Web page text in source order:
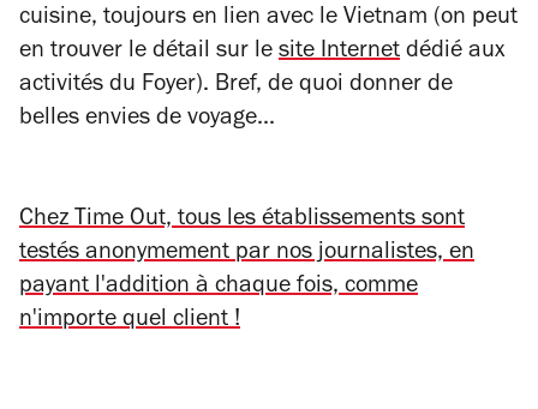
cuisine, toujours en lien avec le Vietnam (on peut
en trouver le détail sur le site Internet dédié aux
activités du Foyer). Bref, de quoi donner de
belles envies de voyage...
Chez Time Out, tous les établissements sont
testés anonymement par nos journalistes, en
payant l'addition à chaque fois, comme
n'importe quel client !